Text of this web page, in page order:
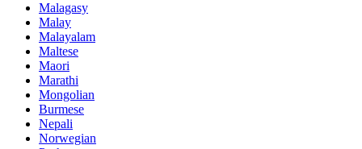
Malagasy
Malay
Malayalam
Maltese
Maori
Marathi
Mongolian
Burmese
Nepali
Norwegian